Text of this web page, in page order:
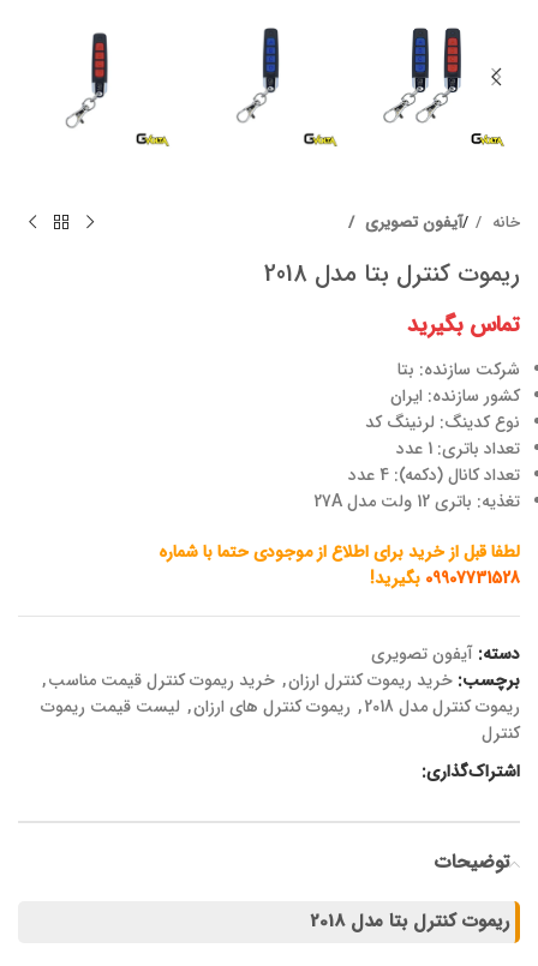
خانه آیفون تصویری
ریموت کنترل بتا مدل 2018
تماس بگیرید
شرکت سازنده: بتا
کشور سازنده: ایران
نوع کدینگ: لرنینگ کد
تعداد باتری: 1 عدد
تعداد کانال (دکمه): 4 عدد
تغذیه: باتری 12 ولت مدل 27A
لطفا قبل از خرید برای اطلاع از موجودی حتما با شماره
09907731528 بگیرید!
دسته: آیفون تصویری
برچسب: خرید ریموت کنترل ارزان, خرید ریموت کنترل قیمت مناسب,
ریموت کنترل مدل 2018
, ریموت کنترل های ارزان, لیست قیمت ریموت
کنترل
اشتراک‌گذاری:
توضیحات
ریموت کنترل بتا مدل 2018